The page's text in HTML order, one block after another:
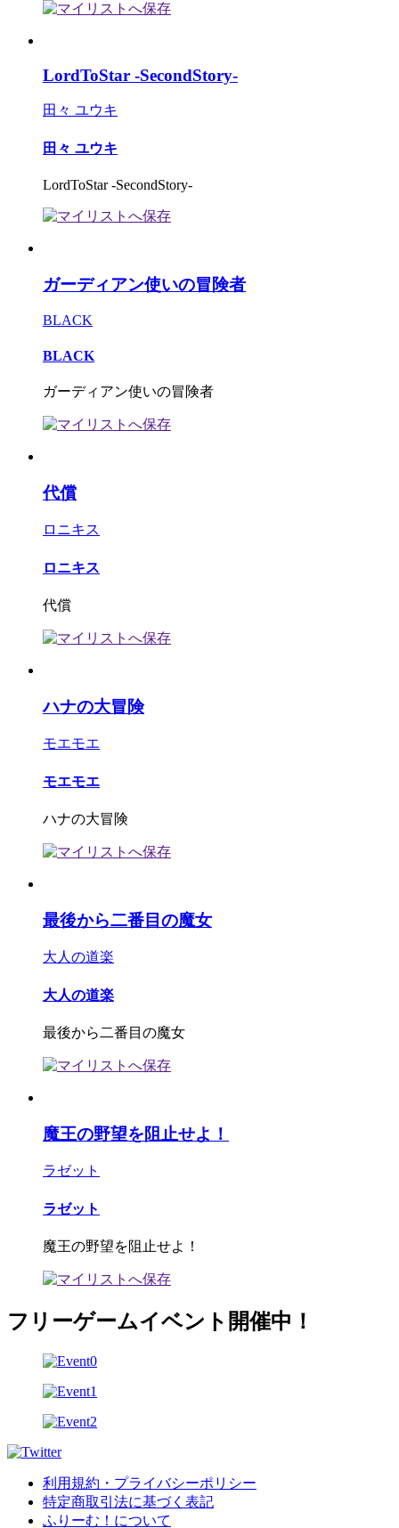
LordToStar -SecondStory-
田々 ユウキ
田々 ユウキ
LordToStar -SecondStory-
ガーディアン使いの冒険者
BLACK
BLACK
ガーディアン使いの冒険者
代償
ロニキス
ロニキス
代償
ハナの大冒険
モエモエ
モエモエ
ハナの大冒険
最後から二番目の魔女
大人の道楽
大人の道楽
最後から二番目の魔女
魔王の野望を阻止せよ！
ラゼット
ラゼット
魔王の野望を阻止せよ！
フリーゲームイベント開催中！
利用規約・プライバシーポリシー
特定商取引法に基づく表記
ふりーむ！について